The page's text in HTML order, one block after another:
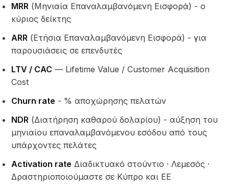
MRR (Μηνιαία Επαναλαμβανόμενη Εισφορά) - ο
κύριος δείκτης
ARR (Ετήσια Επαναλαμβανόμενη Εισφορά) - για
παρουσιάσεις σε επενδυτές
LTV / CAC — Lifetime Value / Customer Acquisition
Cost
Churn rate - % αποχώρησης πελατών
NDR (Διατήρηση καθαρού δολαρίου) - αύξηση του
μηνιαίου επαναλαμβανόμενου εσόδου από τους
υπάρχοντες πελάτες
Activation rate Διαδικτυακό στούντιο · Λεμεσός ·
Δραστηριοποιούμαστε σε Κύπρο και ΕΕ